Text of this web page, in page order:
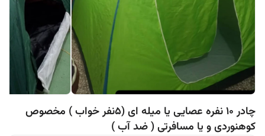
چادر 10 نفره عصایی یا میله ای (5نفر خواب ) مخصوص
کوهنوردی و یا مسافرتی ( ضد آب )